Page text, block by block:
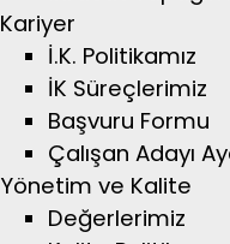
Kariyer
İ.K. Politikamız
İK Süreçlerimiz
Başvuru Formu
Çalışan Adayı
Yönetim ve Kalite
Değerlerimiz